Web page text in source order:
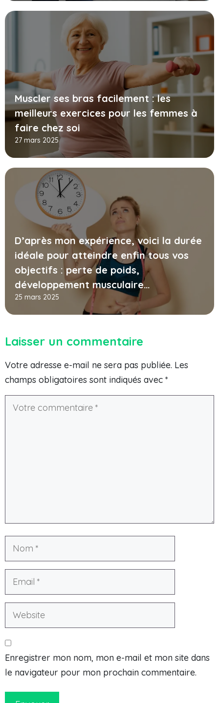
Muscler ses bras facilement : les
meilleurs exercices pour les femmes à
faire chez soi
27 mars 2025
D’après mon expérience, voici la durée
idéale pour atteindre enfin tous vos
objectifs : perte de poids,
développement musculaire…
25 mars 2025
Laisser un commentaire
Votre adresse e-mail ne sera pas publiée. Les
champs obligatoires sont indiqués avec *
Enregistrer mon nom, mon e-mail et mon site dans
le navigateur pour mon prochain commentaire.